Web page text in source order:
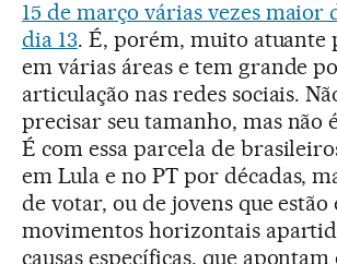
15 de março várias vezes maior
dia 13. É, porém, muito atuante
em várias áreas e tem grande
articulação nas redes sociais.
precisar seu tamanho, mas não
É com essa parcela de
em Lula e no PT por décadas,
de votar, ou de jovens que estão
movimentos horizontais
causas específicas, que